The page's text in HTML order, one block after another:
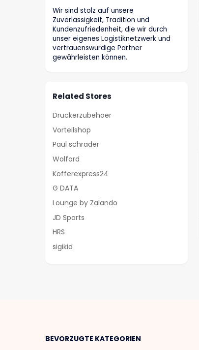
Wir sind stolz auf unsere
Zuverlässigkeit, Tradition und
Kundenzufriedenheit, die wir durch
unser eigenes Logistiknetzwerk und
vertrauenswürdige Partner
gewährleisten können.
Related Stores
Druckerzubehoer
Vorteilshop
Paul schrader
Wolford
Kofferexpress24
G DATA
Lounge by Zalando
JD Sports
HRS
sigikid
BEVORZUGTE KATEGORIEN